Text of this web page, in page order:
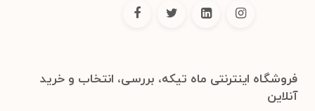
فروشگاه اینترنتی ماه تیکه، بررسی، انتخاب و خرید
آنلاین